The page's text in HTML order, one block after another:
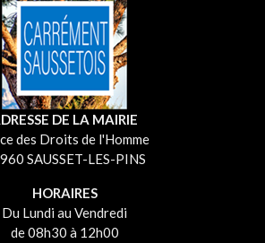
DE LA MAIRIE
des Droits de l'Homme
SAUSSET-LES-PINS
HORAIRES
Du Lundi au Vendredi
de 08h30 à 12h00